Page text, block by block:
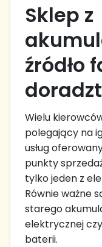
Sklep z
źródło
Wielu
polegający na
usług
punkty
tylko jeden z
Równie ważne
starego
elektrycznej
baterii.